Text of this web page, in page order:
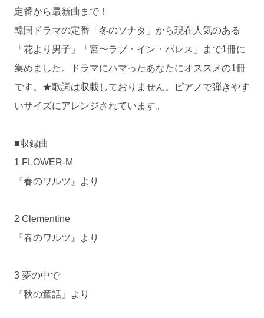
定番から最新曲まで！
韓国ドラマの定番「冬のソナタ」から現在人気のある
「花より男子」「宮〜ラブ・イン・パレス」まで1冊に
集めました。ドラマにハマったあなたにオススメの1冊
です。★歌詞は収載しておりません。ピアノで弾きやす
いサイズにアレンジされています。
■収録曲
1 FLOWER-M
『春のワルツ』より
2 Clementine
『春のワルツ』より
3 夢の中で
『秋の童話』より